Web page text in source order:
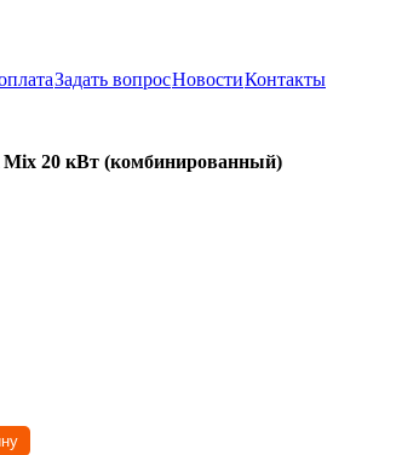
Задать вопросНовостиКонтакты
20 кВт (комбинированный)